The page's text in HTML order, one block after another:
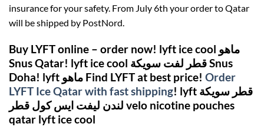
insurance for your safety. From July 6th your order to Qatar
will be shipped by PostNord.
Buy LYFT online – order now! lyft ice cool ماهو
Snus Qatar! lyft ice cool قطر لفت سويكة Snus
Doha! lyft ماهو Find LYFT at best price! Order
LYFT Ice Qatar with fast shipping! lyft قطر سويكة
لندن ليفت ايس كول قطر velo nicotine pouches
qatar lyft ice cool